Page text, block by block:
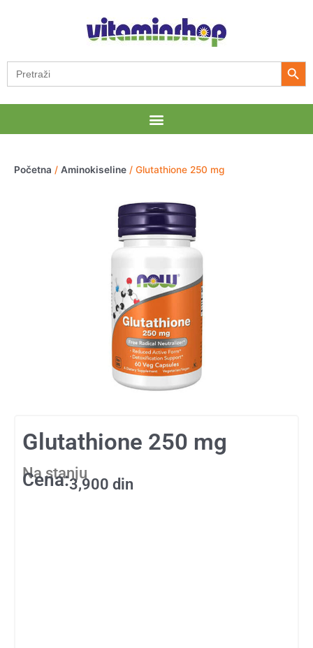
Search
for:
Search Button
Menu
Početna / Aminokiseline / Glutathione 250 mg
Glutathione 250 mg
Na stanju
Cena:3,900 din